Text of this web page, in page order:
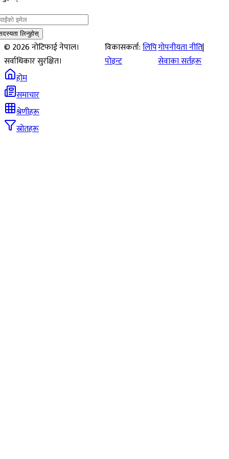
लिनुहोस्
©2026नोटिफाई नेपाल।
सर्वाधिकार सुरक्षित।
विकासकर्ता:लिपि
पोइन्ट
गोपनीयता नीति|
सेवाका सर्तहरू
होम
समाचार
श्रेणीहरू
स्रोतहरू